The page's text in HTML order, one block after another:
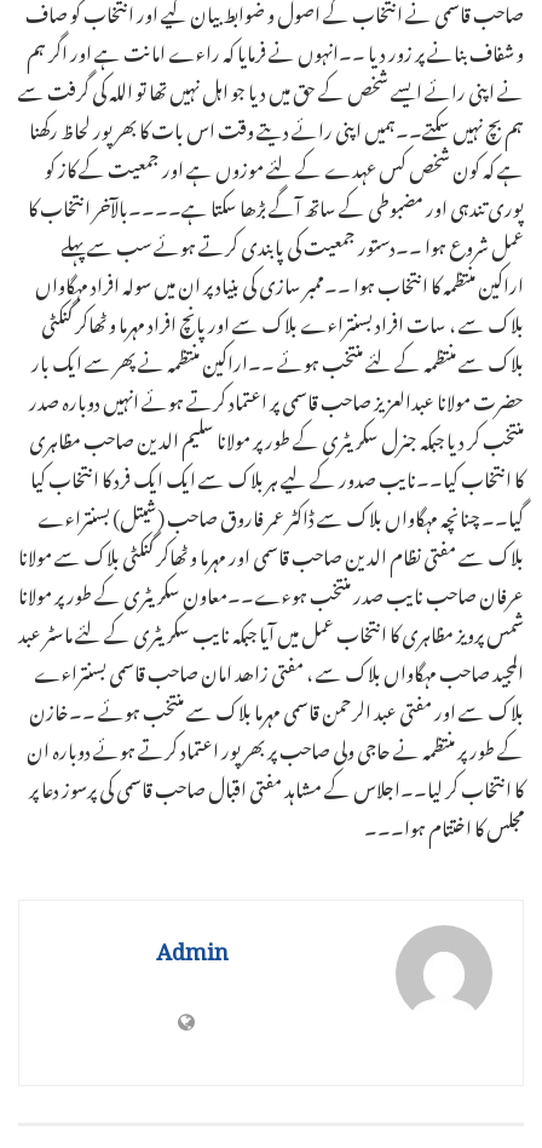
صاحب قاسمی نے انتخاب کے اصول و ضوابط بیان کیے اور انتخاب کو صاف
و شفاف بنانے پر زور دیا ۔۔انہوں نے فرمایا کہ راءے امانت ہے اور اگر ہم
نے اپنی رائے ایسے شخص کے حق میں دیا جو اہل نہیں تھا تو اللہ کی گرفت سے
ہم بچ نہیں سکتے۔۔ہمیں اپنی رائے دیتے وقت اس بات کا بھرپور لحاظ رکھنا
ہے کہ کون شخص کس عہدے کے لئے موزوں ہے اور جمعیت کے کاز کو
پوری تندہی اور مضبوطی کے ساتھ آگے بڑھا سکتا ہے۔۔۔۔بالآخر انتخاب کا
عمل شروع ہوا ۔۔دستور جمعیت کی پابندی کرتے ہوئے سب سے پہلے
اراکین منتظمہ کا انتخاب ہوا ۔۔ممبر سازی کی بنیاد پر ان میں سولہ افراد مہگاواں
بلاک سے ، سات افراد بسنتراءے بلاک سے اور پانچ افراد مہرما و ٹھاکر گنکٹی
بلاک سے منتظمہ کے لئے منتخب ہوئے ۔۔اراکین منتظمہ نے پھر سے ایک بار
حضرت مولانا عبدالعزیز صاحب قاسمی پر اعتماد کرتے ہوئے انہیں دوبارہ صدر
منتخب کر دیا جبکہ جنرل سکریٹری کے طور پر مولانا سلیم الدین صاحب مظاہری
کا انتخاب کیا۔۔نایب صدور کے لیے ہر بلاک سے ایک ایک فرد کا انتخاب کیا
گیا۔۔ چنانچہ مہگاواں بلاک سے ڈاکٹر عمر فاروق صاحب (شیتل) بسنتراءے
بلاک سے مفتی نظام الدین صاحب قاسمی اور مہرما و ٹھاکر گنکٹی بلاک سے مولانا
عرفان صاحب نایب صدر منتخب ہوءے۔۔معاون سکریٹری کے طور پر مولانا
شمس پرویز مظاہری کا انتخاب عمل میں آیا جبکہ نایب سکریٹری کے لئے ماسٹر عبد
المجید صاحب مہگاواں بلاک سے ، مفتی زاھد امان صاحب قاسمی بسنتراءے
بلاک سے اور مفتی عبد الرحمن قاسمی مہرما بلاک سے منتخب ہوئے ۔۔خازن
کے طور پر منتظمہ نے حاجی ولی صاحب پر بھرپور اعتماد کرتے ہوئے دوبارہ ان
کا انتخاب کر لیا۔۔اجلاس کے مشاہد مفتی اقبال صاحب قاسمی کی پرسوز دعا پر
مجلس کا اختتام ہوا۔۔۔
Admin